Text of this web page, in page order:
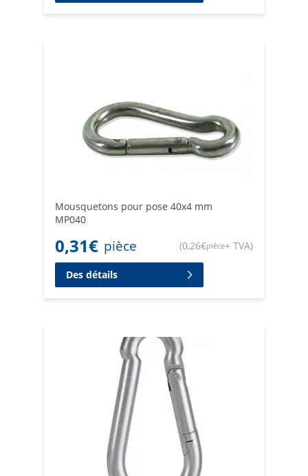
Mousquetons pour pose 40x4 mm
MP040
0,31€ pièce (0,26€pièce+ TVA)
Des détails